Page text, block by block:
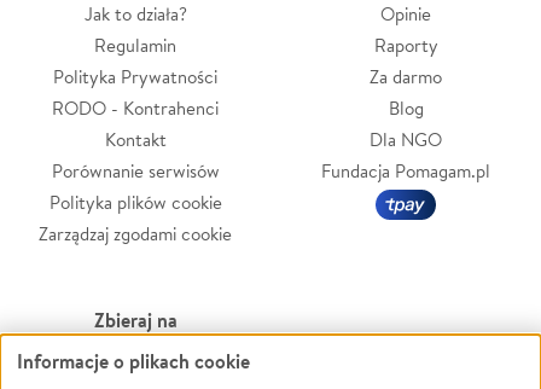
Jak to działa?
Regulamin
Polityka Prywatności
RODO - Kontrahenci
Kontakt
Porównanie serwisów
Polityka plików cookie
Zarządzaj zgodami cookie
Opinie
Raporty
Za darmo
Blog
Dla NGO
Fundacja Pomagam.pl
Zbieraj na
Leczenie
Informacje o plikach cookie